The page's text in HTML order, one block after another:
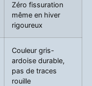
Zéro fissuration
même en hiver
rigoureux
Couleur gris-
ardoise durable,
pas de traces
rouille